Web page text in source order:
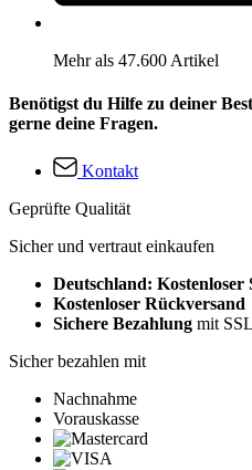
Mehr als 47.600 Artikel
Benötigst du Hilfe zu deiner
gerne deine Fragen.
Kontakt
Geprüfte Qualität
Sicher und vertraut einkaufen
Deutschland: Kostenloser
Kostenloser Rückversand
Sichere Bezahlung mit
Sicher bezahlen mit
Nachnahme
Vorauskasse